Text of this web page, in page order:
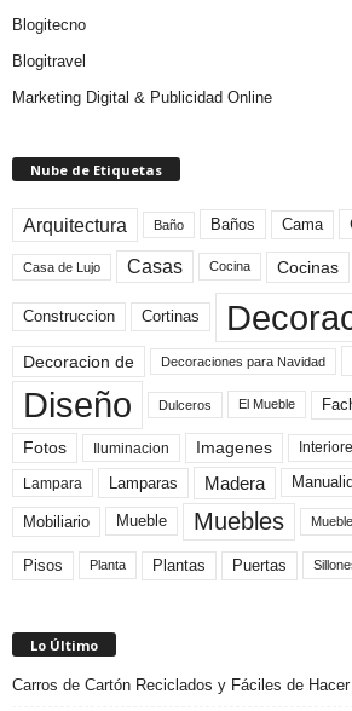
Blogitecno
Blogitravel
Marketing Digital & Publicidad Online
Nube de Etiquetas
Arquitectura Baño Baños Cama
Casa de Lujo Casas Cocina Cocinas
Construccion Cortinas
Decoracion de Decoraciones para Navidad
Diseño Dulceros El Mueble
Fotos Iluminacion Imagenes
Lampara Lamparas Madera
Mobiliario Mueble Muebles
Pisos Planta Plantas Puertas
Lo Último
Carros de Cartón Reciclados y Fáciles de